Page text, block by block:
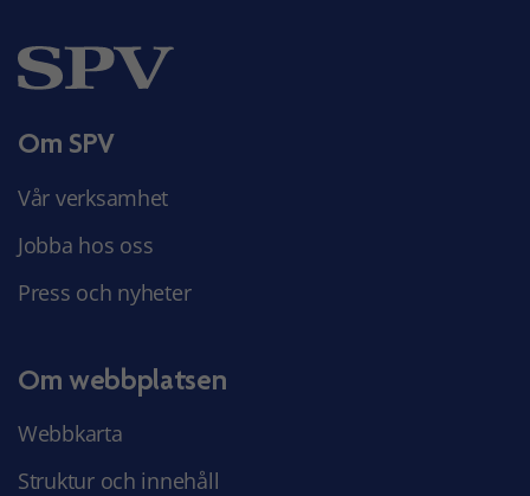
Om SPV
Vår verksamhet
Jobba hos oss
Press och nyheter
Om webbplatsen
Webbkarta
Struktur och innehåll